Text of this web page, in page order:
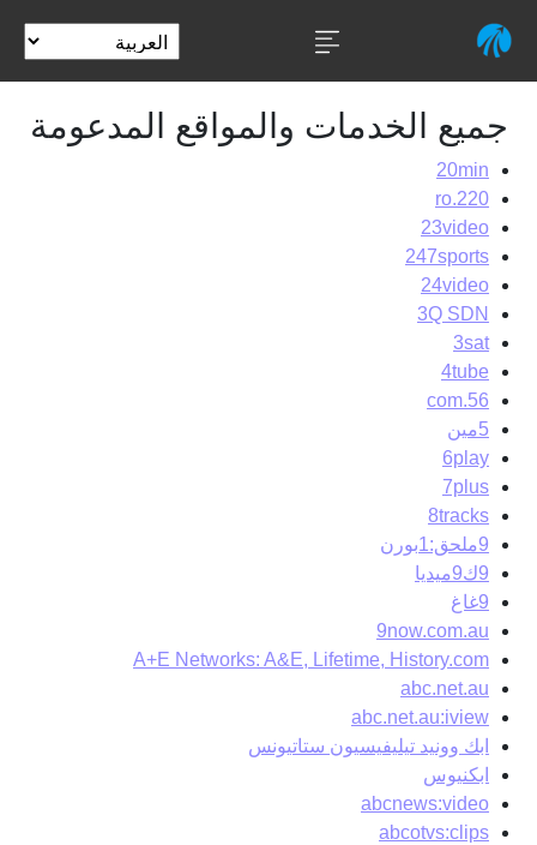
جميع الخدمات والمواقع المدعومة
20min
220.ro
23video
247sports
24video
3Q SDN
3sat
4tube
56.com
5مين
6play
7plus
8tracks
9ملحق:1بورن
9ك9ميديا
9غاغ
9now.com.au
A+E Networks: A&E, Lifetime, History.com
abc.net.au
abc.net.au:iview
ابك وونيد تيليفيسيون ستاتيونس
ابكنيوس
abcnews:video
abcotvs:clips